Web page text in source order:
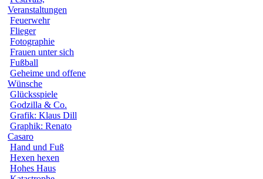
Veranstaltungen
Feuerwehr
Flieger
Fotographie
Frauen unter sich
Fußball
Geheime und offene
Wünsche
Glücksspiele
Godzilla & Co.
Grafik: Klaus Dill
Graphik: Renato
Casaro
Hand und Fuß
Hexen hexen
Hohes Haus